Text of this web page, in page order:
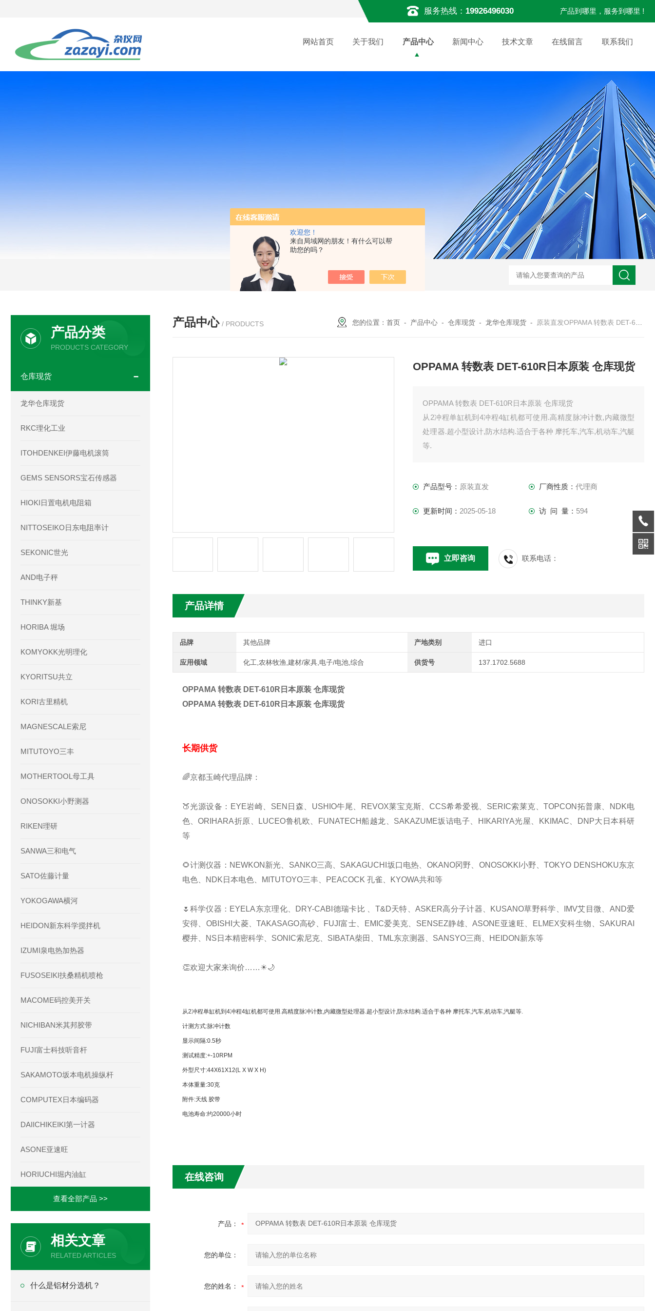
欢迎您！
来自局域网的朋友！有什么可以帮
助您的吗？
服务热线： 19926496030 产品到哪里，服务到哪里 !
网站首页 关于我们 产品中心 新闻中心 技术文章 在线留言 联系我们
产品中心 / PRODUCTS 您的位置：首页 - 产品中心 -仓库现货 -龙华仓库现货 - 原装直发OPPAMA 转数表 DET-610R日本原装 仓库现货
OPPAMA 转数表 DET-610R日本原装 仓库现货
OPPAMA 转数表 DET-610R日本原装 仓库现货
从2冲程单缸机到4冲程4缸机都可使用.高精度脉冲计数,内藏微型
处理器.超小型设计,防水结构.适合于各种 摩托车,汽车,机动车,汽艇
等.
外型尺寸:44X61X12(L X W X H)
本体重量:30克
附件:天线 胶带
产品型号： 原装直发 厂商性质： 代理商
更新时间： 2025-05-18 访 问 量： 594
立即咨询 联系电话：
产品详情
品牌 其他品牌 产地类别 进口
应用领域 化工,农林牧渔,建材/家具,电子/电池,综合 供货号 137.1702.5688
OPPAMA 转数表 DET-610R日本原装 仓库现货
OPPAMA 转数表 DET-610R日本原装 仓库现货
长期供货
🌈京都玉崎代理品牌：
🍑光源设备：EYE岩崎、SEN日森、USHIO牛尾、REVOX莱宝克斯、CCS希希爱视、SERIC索莱克、TOPCON拓普康、NDK电
色、ORIHARA折原、LUCEO鲁机欧、FUNATECH船越龙、SAKAZUME坂诘电子、HIKARIYA光屋、KKIMAC、DNP大日本科研
等
🌻计测仪器：NEWKON新光、SANKO三高、SAKAGUCHI坂口电热、OKANO冈野、ONOSOKKI小野、TOKYO DENSHOKU东京
电色、NDK日本电色、MITUTOYO三丰、PEACOCK 孔雀、KYOWA共和等
🌷科学仪器：EYELA东京理化、DRY-CABI德瑞卡比 、T&D天特、ASKER高分子计器、KUSANO草野科学、IMV艾目微、AND爱
安得、OBISHI大菱、TAKASAGO高砂、FUJI富士、EMIC爱美克、SENSEZ静雄、ASONE亚速旺、ELMEX安科生物、SAKURAI
樱井、NS日本精密科学、SONIC索尼克、SIBATA柴田、TML东京测器、SANSYO三商、HEIDON新东等
👏欢迎大家来询价……☀🌙
从2冲程单缸机到4冲程4缸机都可使用.高精度脉冲计数,内藏微型处理器.超小型设计,防水结构.适合于各种 摩托车,汽车,机动车,汽艇等.
计测方式:脉冲计数
显示间隔:0.5秒
测试精度:+-10RPM
外型尺寸:44X61X12(L X W X H)
本体重量:30克
附件:天线 胶带
电池寿命:约20000小时
在线咨询
产品：
您的单位：
您的姓名：
产品分类
PRODUCTS CATEGORY
仓库现货
龙华仓库现货
RKC理化工业
ITOHDENKEI伊藤电机滚筒
GEMS SENSORS宝石传感器
HIOKI日置电机电阻箱
NITTOSEIKO日东电阻率计
SEKONIC世光
AND电子秤
THINKY新基
HORIBA 堀场
KOMYOKK光明理化
KYORITSU共立
KORI古里精机
MAGNESCALE索尼
MITUTOYO三丰
MOTHERTOOL母工具
ONOSOKKI小野测器
RIKEN理研
SANWA三和电气
SATO佐藤计量
YOKOGAWA横河
HEIDON新东科学搅拌机
IZUMI泉电热加热器
FUSOSEIKI扶桑精机喷枪
MACOME码控美开关
NICHIBAN米其邦胶带
FUJI富士科技听音杆
SAKAMOTO坂本电机操纵杆
COMPUTEX日本编码器
DAIICHIKEIKI第一计器
ASONE亚速旺
HORIUCHI堀内油缸
查看全部产品 >>
相关文章
RELATED ARTICLES
什么是铝材分选机？